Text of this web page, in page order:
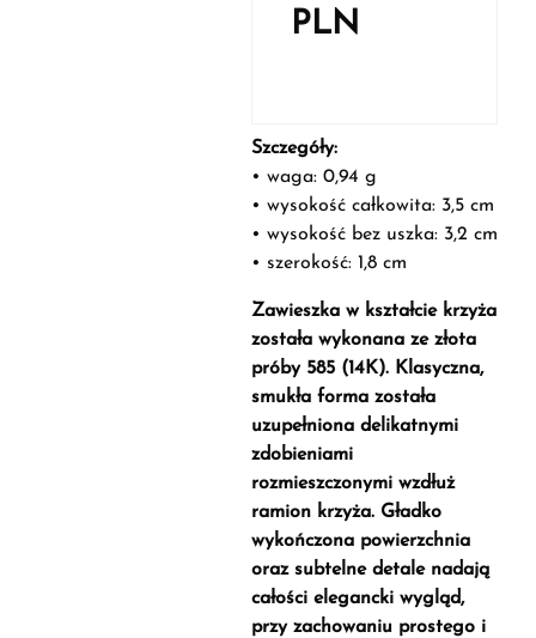
PLN
Szczegóły:
• waga: 0,94 g
• wysokość całkowita: 3,5 cm
• wysokość bez uszka: 3,2 cm
• szerokość: 1,8 cm
Zawieszka w kształcie krzyża
została wykonana ze złota
próby 585 (14K). Klasyczna,
smukła forma została
uzupełniona delikatnymi
zdobieniami
rozmieszczonymi wzdłuż
ramion krzyża. Gładko
wykończona powierzchnia
oraz subtelne detale nadają
całości elegancki wygląd,
przy zachowaniu prostego i